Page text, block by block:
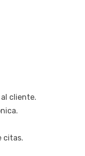
cliente.
citas.